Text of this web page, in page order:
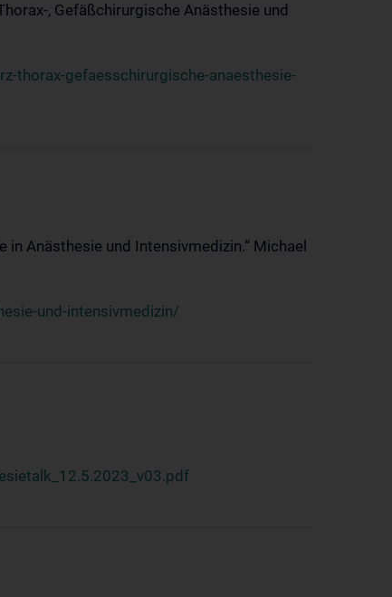
, Gefäßchirurgische Anästhesie und
thorax-gefaesschirurgische-anaesthesie-
Anästhesie und Intensivmedizin.“ Michael
und-intensivmedizin/